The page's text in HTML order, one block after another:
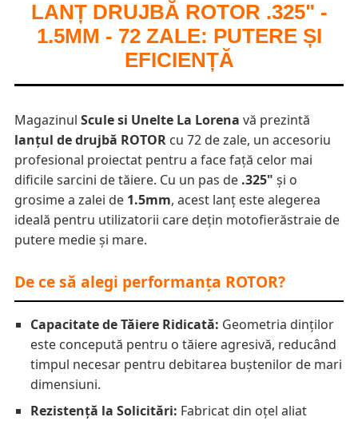
LANȚ DRUJBĂ ROTOR .325" -
1.5MM - 72 ZALE: PUTERE ȘI
EFICIENȚĂ
Magazinul Scule si Unelte La Lorena vă prezintă
lanțul de drujbă ROTOR cu 72 de zale, un accesoriu
profesional proiectat pentru a face față celor mai
dificile sarcini de tăiere. Cu un pas de .325" și o
grosime a zalei de 1.5mm, acest lanț este alegerea
ideală pentru utilizatorii care dețin motofierăstraie de
putere medie și mare.
De ce să alegi performanța ROTOR?
Capacitate de Tăiere Ridicată: Geometria dinților
este concepută pentru o tăiere agresivă, reducând
timpul necesar pentru debitarea buștenilor de mari
dimensiuni.
Rezistență la Solicitări: Fabricat din oțel aliat